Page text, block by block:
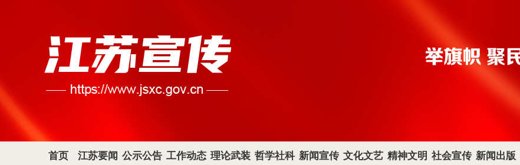
首页 江苏要闻 公示公告 工作动态 理论武装 哲学社科 新闻宣传 文化文艺 精神文明 社会宣传 新闻出版